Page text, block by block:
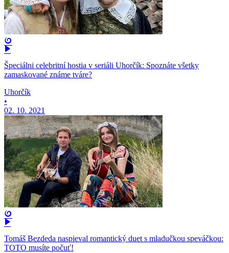
Špeciálni celebritní hostia v seriáli Uhorčík: Spoznáte všetky
zamaskované známe tváre?
Uhorčík
•
02. 10. 2021
Tomáš Bezdeda naspieval romantický duet s mladučkou speváčkou:
TOTO musíte počuť!